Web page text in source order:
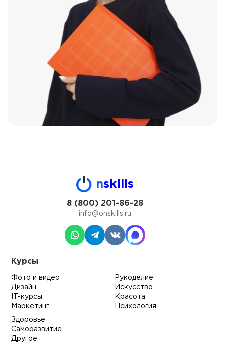
nskills
8 (800) 201-86-28
info@onskills.ru
Курсы
Фото и видео
Дизайн
IT-курсы
Маркетинг
Рукоделие
Искусство
Красота
Психология
Здоровье
Саморазвитие
Другое